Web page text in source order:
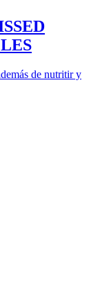
de nutritir y